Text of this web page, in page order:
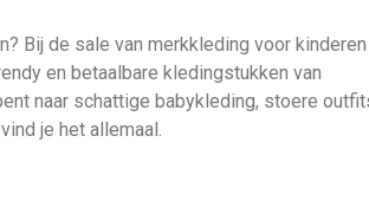
Bij de sale van merkkleding voor kinderen
en betaalbare kledingstukken van
naar schattige babykleding, stoere
je het allemaal.